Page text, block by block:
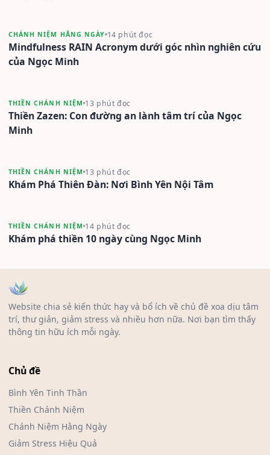
CHÁNH NIỆM HẰNG NGÀY 14 phút đọc
Mindfulness RAIN Acronym dưới góc nhìn nghiên cứu
của Ngọc Minh
THIỀN CHÁNH NIỆM 13 phút đọc
Thiền Zazen: Con đường an lành tâm trí của Ngọc
Minh
THIỀN CHÁNH NIỆM 13 phút đọc
Khám Phá Thiên Đàn: Nơi Bình Yên Nội Tâm
THIỀN CHÁNH NIỆM 14 phút đọc
Khám phá thiền 10 ngày cùng Ngọc Minh
Website chia sẻ kiến thức hay và bổ ích về chủ đề xoa dịu tâm
trí, thư giản, giảm stress và nhiều hơn nữa. Nơi bạn tìm thấy
thông tin hữu ích mỗi ngày.
Chủ đề
Bình Yên Tinh Thần
Thiền Chánh Niệm
Chánh Niệm Hằng Ngày
Giảm Stress Hiệu Quả